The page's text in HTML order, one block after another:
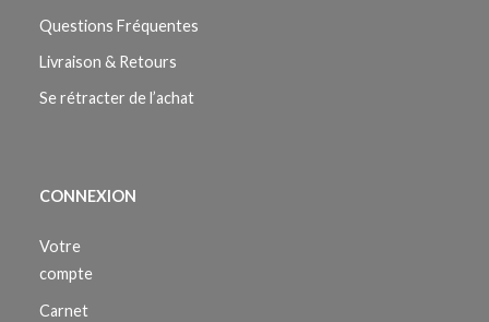
Questions Fréquentes
Livraison & Retours
Se rétracter de l’achat
CONNEXION
Votre
compte
Carnet